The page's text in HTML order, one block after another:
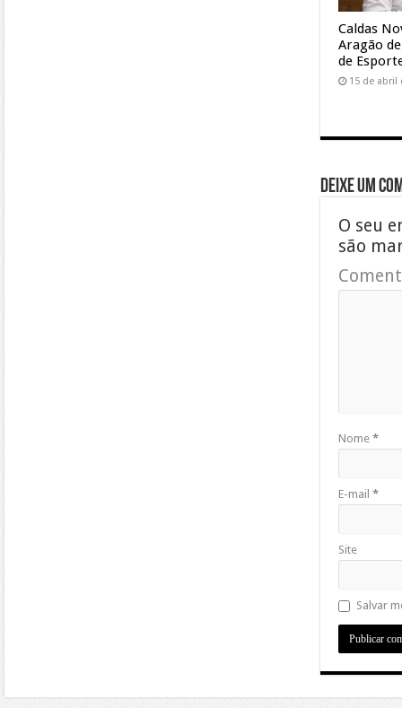
Caldas
Aragão
de
15 de abril
Deixe um
O seu
são
Nome *
E-mail *
Site
Salvar